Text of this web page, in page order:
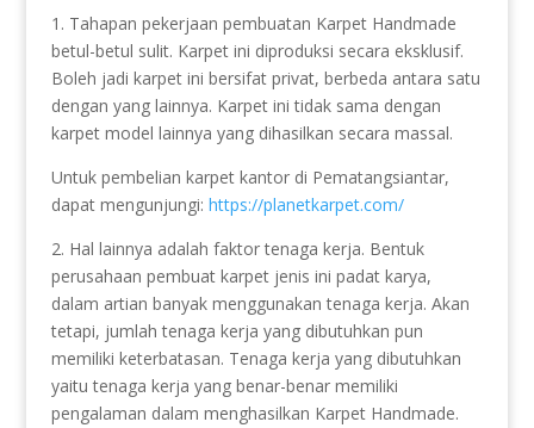
1. Tahapan pekerjaan pembuatan Karpet Handmade
betul-betul sulit. Karpet ini diproduksi secara eksklusif.
Boleh jadi karpet ini bersifat privat, berbeda antara satu
dengan yang lainnya. Karpet ini tidak sama dengan
karpet model lainnya yang dihasilkan secara massal.
Untuk pembelian karpet kantor di Pematangsiantar,
dapat mengunjungi: https://planetkarpet.com/
2. Hal lainnya adalah faktor tenaga kerja. Bentuk
perusahaan pembuat karpet jenis ini padat karya,
dalam artian banyak menggunakan tenaga kerja. Akan
tetapi, jumlah tenaga kerja yang dibutuhkan pun
memiliki keterbatasan. Tenaga kerja yang dibutuhkan
yaitu tenaga kerja yang benar-benar memiliki
pengalaman dalam menghasilkan Karpet Handmade.